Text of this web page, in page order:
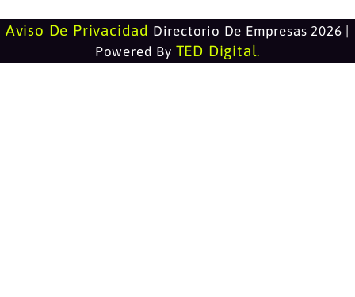
Aviso De Privacidad Directorio De Empresas 2026 |
Powered By TED Digital.